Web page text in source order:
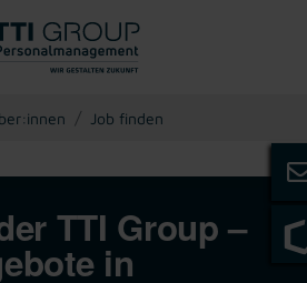
Job finden
TTI Group –
in